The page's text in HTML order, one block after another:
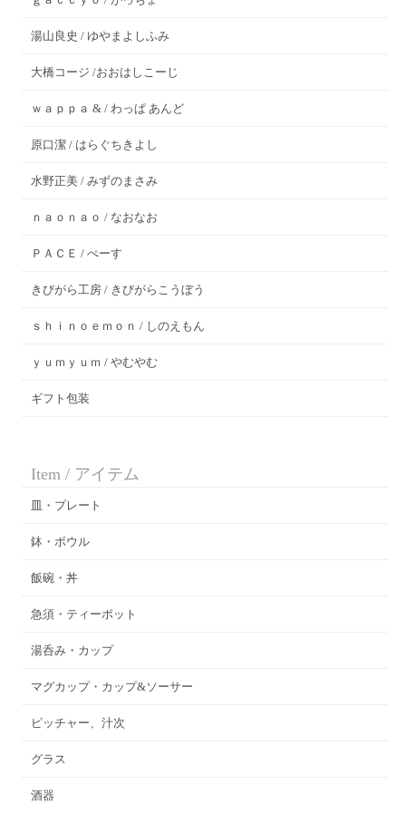
湯山良史 / ゆやまよしふみ
大橋コージ /おおはしこーじ
ｗａｐｐａ & / わっぱ あんど
原口潔 / はらぐちきよし
水野正美 / みずのまさみ
ｎａｏｎａｏ / なおなお
ＰＡＣＥ / ぺーす
きびがら工房 / きびがらこうぼう
ｓｈｉｎｏｅｍｏｎ / しのえもん
ｙｕｍｙｕｍ / やむやむ
ギフト包装
Item / アイテム
皿・プレート
鉢・ボウル
飯碗・丼
急須・ティーポット
湯呑み・カップ
マグカップ・カップ&ソーサー
ピッチャー、汁次
グラス
酒器